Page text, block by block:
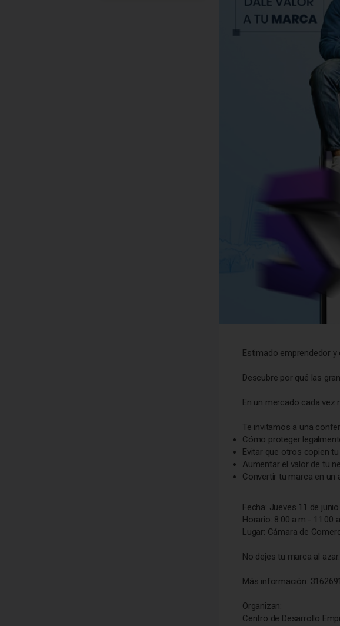
Estimado emprendedor y
Descubre por qué las
En un mercado cada vez
Te invitamos a una
Cómo proteger
Evitar que otros copien
Aumentar el valor de tu
Convertir tu marca en un
Fecha: Jueves 11 de junio
Horario: 8:00 a.m - 11:00
Lugar: Cámara de
No dejes tu marca al
Más información:
Organizan:
Centro de Desarrollo